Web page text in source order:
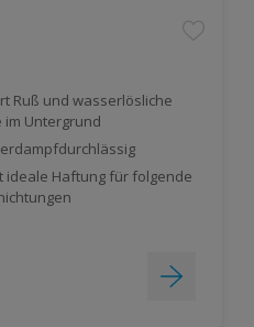
Ruß und wasserlösliche
im Untergrund
ideale Haftung für folgende